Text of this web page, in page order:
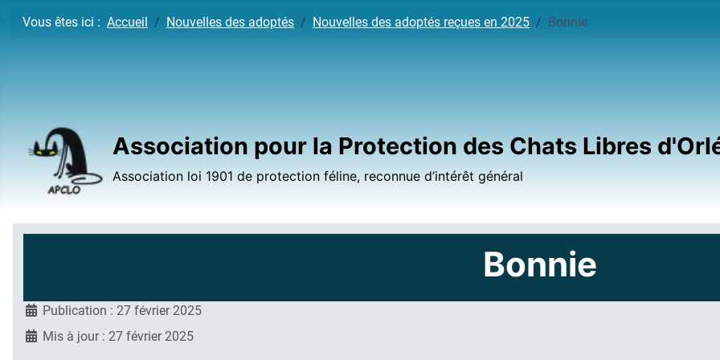
Vous êtes ici : Accueil Nouvelles des adoptés Nouvelles des adoptés reçues en 2025 Bonnie
Association pour la Protection des Chats Libres
Association loi 1901 de protection féline, reconnue d’intérêt général
Bonnie
Publication : 27 février 2025
Mis à jour : 27 février 2025